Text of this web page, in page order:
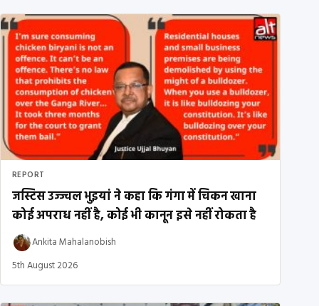
REPORT
जस्टिस उज्ज्वल भुइयां ने कहा कि गंगा में चिकन खाना
कोई अपराध नहीं है, कोई भी कानून इसे नहीं रोकता है
Ankita Mahalanobish
5th August 2026